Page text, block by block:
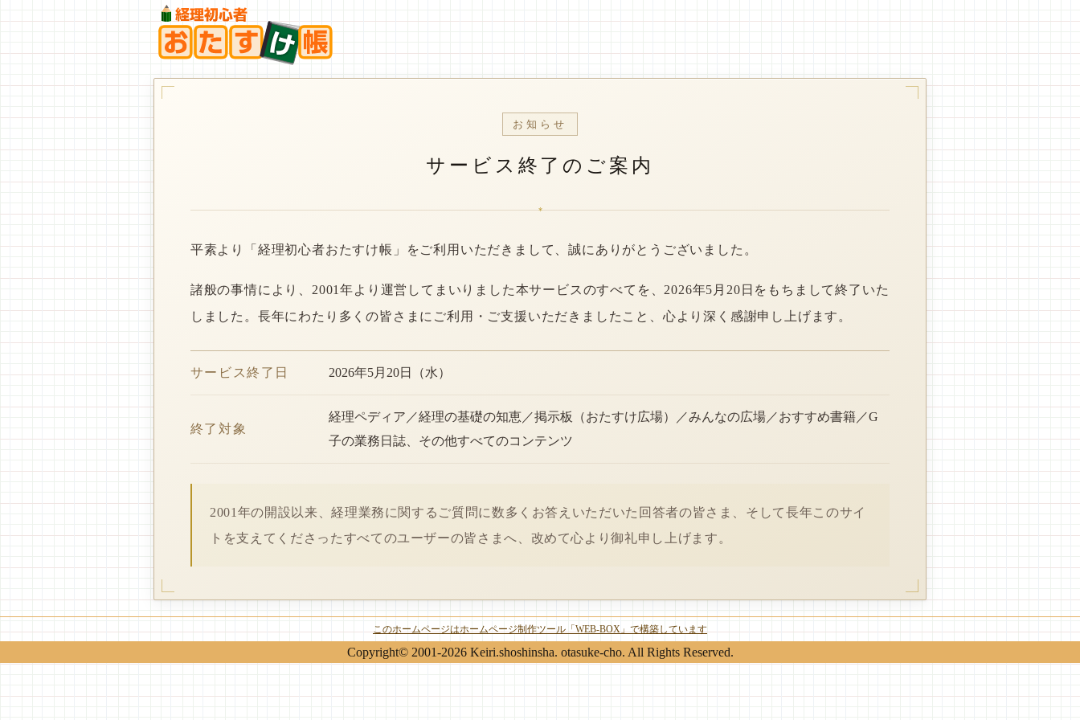
お知らせ
サービス終了のご案内
*
平素より「経理初心者おたすけ帳」をご利用いただきまして、誠にありがとうございました。
諸般の事情により、2001年より運営してまいりました本サービスのすべてを、2026年5月20日をもちまして終了いた
しました。長年にわたり多くの皆さまにご利用・ご支援いただきましたこと、心より深く感謝申し上げます。
サービス終了日 2026年5月20日（水）
終了対象
経理ペディア／経理の基礎の知恵／掲示板（おたすけ広場）／みんなの広場／おすすめ書籍／G
子の業務日誌、その他すべてのコンテンツ
2001年の開設以来、経理業務に関するご質問に数多くお答えいただいた回答者の皆さま、そして長年このサイ
トを支えてくださったすべてのユーザーの皆さまへ、改めて心より御礼申し上げます。
このホームページはホームページ制作ツール「WEB-BOX」で構築しています
Copyright© 2001-2026 Keiri.shoshinsha. otasuke-cho. All Rights Reserved.